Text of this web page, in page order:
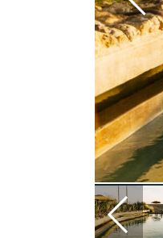
Item
1
of